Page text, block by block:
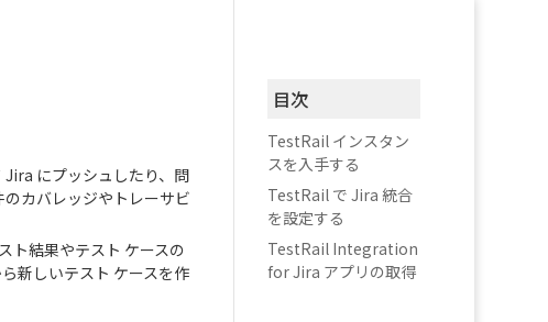
にプッシュしたり、問
カバレッジやトレーサビ
ト結果やテスト ケースの
新しいテスト ケースを作
目次
TestRail インスタン
スを入手する
TestRail で Jira 統合
を設定する
TestRail Integration
for Jira アプリの取得